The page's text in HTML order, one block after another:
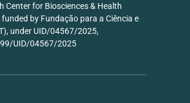
Center for Biosciences & Health
by Fundação para a Ciência e
under UID/04567/2025,
UID/04567/2025